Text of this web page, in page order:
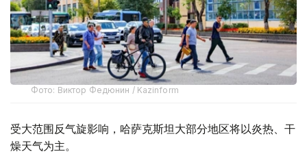
Фото: Виктор Федюнин / Kazinform
受大范围反气旋影响，哈萨克斯坦大部分地区将以炎热、干
燥天气为主。